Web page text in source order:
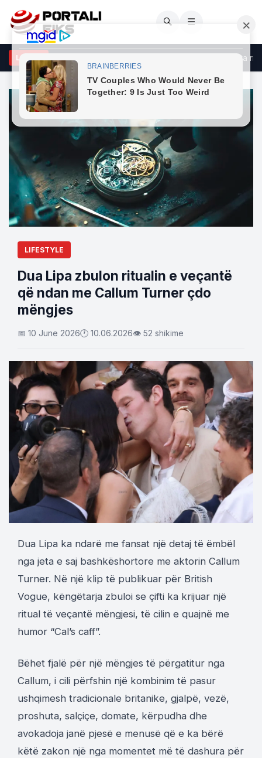
🔍 ☰
LAJME
godet opozitën: Po bllokon shtetin me shpresën se do ta
LIFESTYLE
Dua Lipa zbulon ritualin e veçantë
që ndan me Callum Turner çdo
mëngjes
📅 10 June 2026🕐 10.06.2026👁 52 shikime
Dua Lipa ka ndarë me fansat një detaj të ëmbël
nga jeta e saj bashkëshortore me aktorin Callum
Turner. Në një klip të publikuar për British
Vogue, këngëtarja zbuloi se çifti ka krijuar një
ritual të veçantë mëngjesi, të cilin e quajnë me
humor “Cal’s caff”.
Bëhet fjalë për një mëngjes të përgatitur nga
Callum, i cili përfshin një kombinim të pasur
ushqimesh tradicionale britanike, gjalpë, vezë,
proshuta, salçiçe, domate, kërpudha dhe
avokadoja janë pjesë e menusë që e ka bërë
këtë zakon një nga momentet më të dashura për